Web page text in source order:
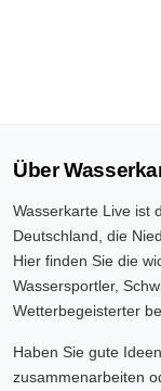
Über
Wasserkarte Live ist
Deutschland, die
Hier finden Sie die
Wassersportler,
Wetterbegeisterter
Haben Sie gute
zusammenarbeiten